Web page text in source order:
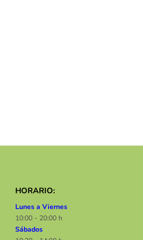
HORARIO:
Lunes a Viernes
10:00 - 20:00 h
Sábados